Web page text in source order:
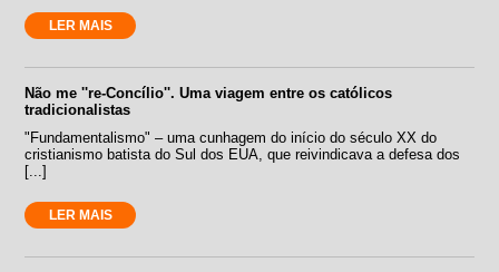
LER MAIS
Não me ''re-Concílio''. Uma viagem entre os católicos
tradicionalistas
"Fundamentalismo" – uma cunhagem do início do século XX do
cristianismo batista do Sul dos EUA, que reivindicava a defesa dos
[...]
LER MAIS